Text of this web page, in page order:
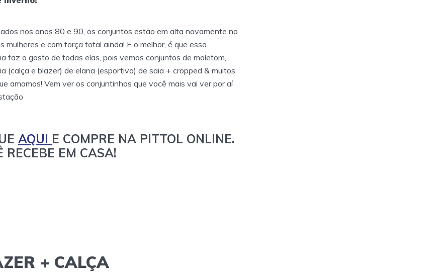
nos anos 80 e 90, os conjuntos estão em alta novamente no
mulheres e com força total ainda! E o melhor, é que essa
faz o gosto de todas elas, pois vemos conjuntos de moletom,
(calça e blazer) de elana (esportivo) de saia + cropped & muitos
amamos! Vem ver os conjuntinhos que você mais vai ver por aí
AQUI E COMPRE NA PITTOL ONLINE.
RECEBE EM CASA!
+ CALÇA